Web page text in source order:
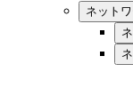
ネット